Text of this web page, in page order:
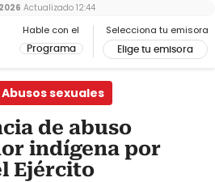
Hable con el
Programa
Selecciona tu emisora
Elige tu emisora
Actualizado 12:44
Abusos sexuales
de abuso
indígena por
Ejército